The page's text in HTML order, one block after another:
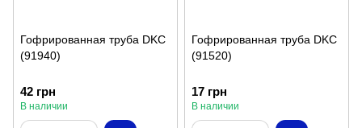
Гофрированная труба DKC
(91940)
42 грн
В наличии
Гофрированная труба DKC
(91520)
17 грн
В наличии